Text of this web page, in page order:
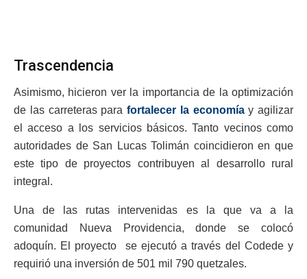
Trascendencia
Asimismo, hicieron ver la importancia de la optimización
de las carreteras para fortalecer la economíay agilizar
el acceso a los servicios básicos. Tanto vecinos como
autoridades de San Lucas Tolimán coincidieron en que
este tipo de proyectos contribuyen al desarrollo rural
integral.
Una de las rutas intervenidas es la que va a la
comunidad Nueva Providencia, donde se colocó
adoquín. El proyecto se ejecutó a través del Codede y
requirió una inversión de 501 mil 790 quetzales.